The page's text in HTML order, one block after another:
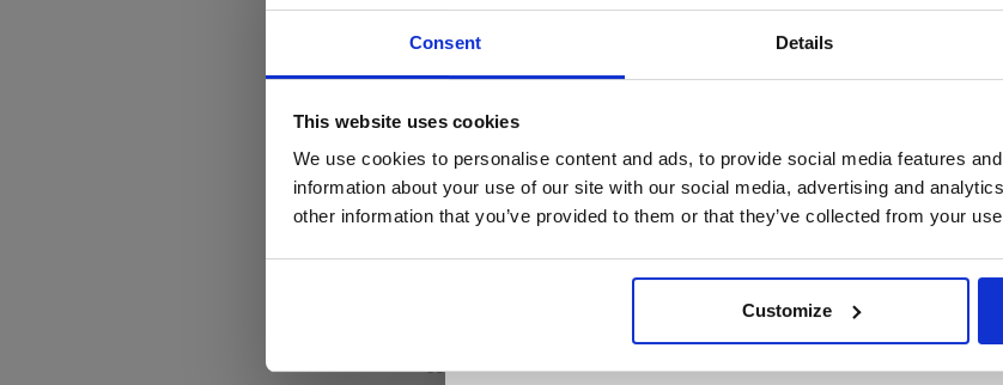
Consent Details
This website uses cookies
We use cookies to personalise content and ads, to provide social media features
information about your use of our site with our social media, advertising and
other information that you’ve provided to them or that they’ve collected from your
Customize
€825,00 €539,00
Varier
De Summer Sale bij Snip Wonen+ is
In onze showroom vind je een uitgebreide selectie
gerenommeerde Nederlandse en Europese merken. Onder andere
van
Sculptures Jeux Artisanzijn nu
gelegenheid om jouw favoriete designmeubel geheel naar wens
met de kwaliteit, het comfort en de uitstraling die je van Snip